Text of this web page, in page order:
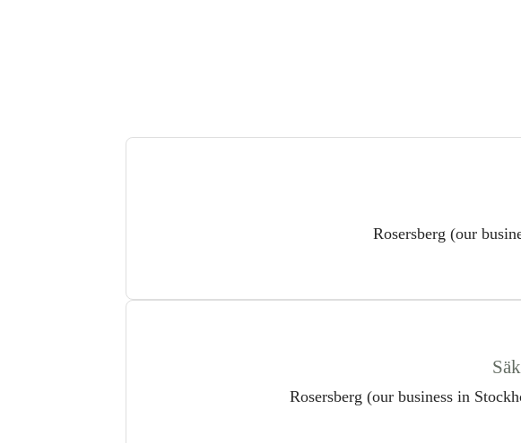
Rosersberg (our
Rosersberg (our business in